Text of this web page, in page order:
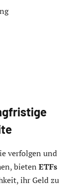
verfolgen und
bieten ETFs
ihr Geld zu